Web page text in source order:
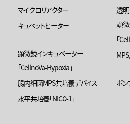
マイクロリアクター
透明
キュベットヒーター
顕
「
顕微鏡インキュベーター
「CellnoVa-Hypoxia」
腸内細菌MPS共培養デバイス
ポン
水平共培養「NICO-1」